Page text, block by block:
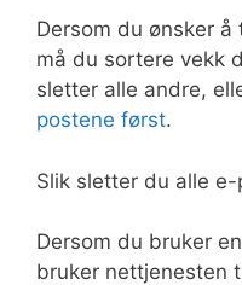
Dersom du ønsker
må du sortere vekk
sletter alle andre,
postene først.
Slik sletter du alle
Dersom du bruker
bruker nettjenesten